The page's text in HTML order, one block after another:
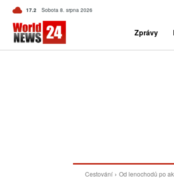
17.2 C Czech
Sobota 8. srpna 2026
Zprávy
Cestování Od lenochodů po